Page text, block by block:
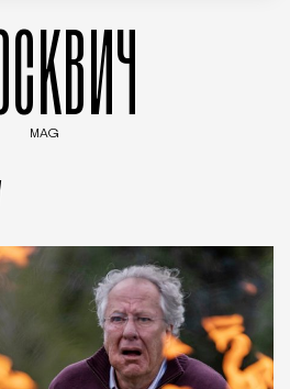
MAG